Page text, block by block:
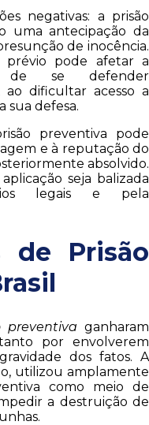
negativas: a prisão
uma antecipação da
de inocência.
prévio pode afetar a
de se defender
dificultar acesso a
sua defesa.
preventiva pode
e à reputação do
absolvido.
seja balizada
legais e pela
de Prisão
preventiva ganharam
por envolverem
dos fatos. A
utilizou amplamente
como meio de
a destruição de